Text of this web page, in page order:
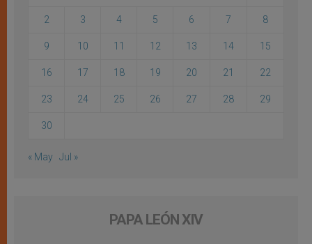
2 3 4 5 6 7 8
9 10 11 12 13 14 15
16 17 18 19 20 21 22
23 24 25 26 27 28 29
30
« May Jul »
PAPA LEÓN XIV